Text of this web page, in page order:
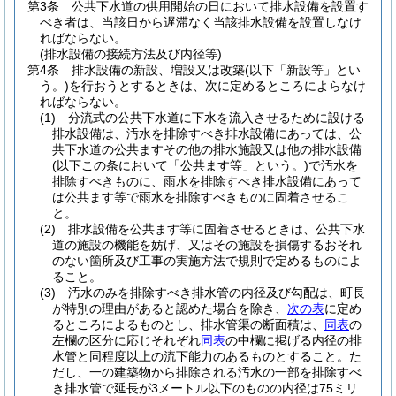
第3条
公共下水道の供用開始の日において排水設備を設置す
べき者は、当該日から遅滞なく当該排水設備を設置しなけ
ればならない。
(排水設備の接続方法及び内径等)
第4条
排水設備の新設、増設又は改築(以下「新設等」とい
う。)を行おうとするときは、次に定めるところによらなけ
ればならない。
(1)
分流式の公共下水道に下水を流入させるために設ける
排水設備は、汚水を排除すべき排水設備にあっては、公
共下水道の公共ますその他の排水施設又は他の排水設備
(以下この条において「公共ます等」という。)で汚水を
排除すべきものに、雨水を排除すべき排水設備にあって
は公共ます等で雨水を排除すべきものに固着させるこ
と。
(2)
排水設備を公共ます等に固着させるときは、公共下水
道の施設の機能を妨げ、又はその施設を損傷するおそれ
のない箇所及び工事の実施方法で規則で定めるものによ
ること。
(3)
汚水のみを排除すべき排水管の内径及び勾配は、町長
が特別の理由があると認めた場合を除き、 次の表に定め
るところによるものとし、排水管渠の断面積は、 同表の
左欄の区分に応じそれぞれ同表の中欄に掲げる内径の排
水管と同程度以上の流下能力のあるものとすること。 た
だし、一の建築物から排除される汚水の一部を排除すべ
き排水管で延長が3メートル以下のものの内径は75ミリ